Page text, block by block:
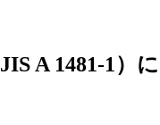
A 1481-1）に